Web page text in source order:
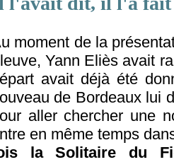
moment de la
Yann Eliès avait
avait déjà été
de Bordeaux lui
aller chercher une
en même temps
la Solitaire du